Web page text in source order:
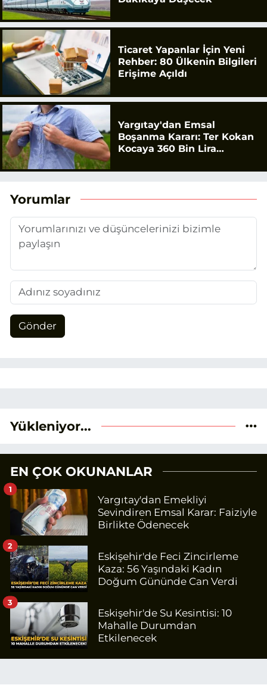
Ticaret Yapanlar İçin Yeni
Rehber: 80 Ülkenin Bilgileri
Erişime Açıldı
Yargıtay'dan Emsal
Boşanma Kararı: Ter Kokan
Kocaya 360 Bin Lira
Yorumlar
Gönder
Yükleniyor...
EN ÇOK OKUNANLAR
Yargıtay'dan Emekliyi
Sevindiren Emsal Karar: Faiziyle
Birlikte Ödenecek
1
Eskişehir'de Feci Zincirleme
Kaza: 56 Yaşındaki Kadın
Doğum Gününde Can Verdi
2
Eskişehir'de Su Kesintisi: 10
Mahalle Durumdan
Etkilenecek
3